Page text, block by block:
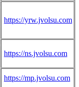
https://yrw.jvolsu.com
https://ns.jvolsu.com
https://mp.jvolsu.com